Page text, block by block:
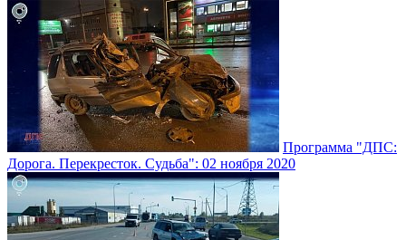
Программа "ДПС:
Дорога. Перекресток. Судьба": 02 ноября 2020